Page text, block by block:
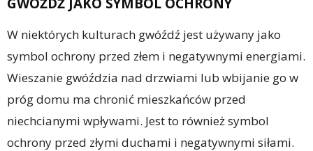
W niektórych kulturach gwóźdź jest używany jako
symbol ochrony przed złem i negatywnymi energiami.
Wieszanie gwóździa nad drzwiami lub wbijanie go w
próg domu ma chronić mieszkańców przed
niechcianymi wpływami. Jest to również symbol
ochrony przed złymi duchami i negatywnymi siłami.